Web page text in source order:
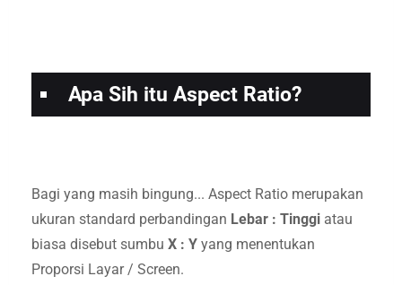
Apa Sih itu Aspect Ratio?
Bagi yang masih bingung... Aspect Ratio merupakan
ukuran standard perbandingan Lebar : Tinggi atau
biasa disebut sumbu X : Y yang menentukan
Proporsi Layar / Screen.